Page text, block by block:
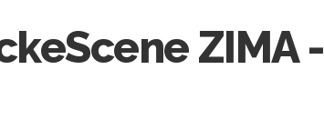
ZIMA -